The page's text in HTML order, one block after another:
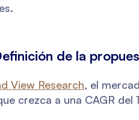
de la
View Research, el
crezca a una CAGR